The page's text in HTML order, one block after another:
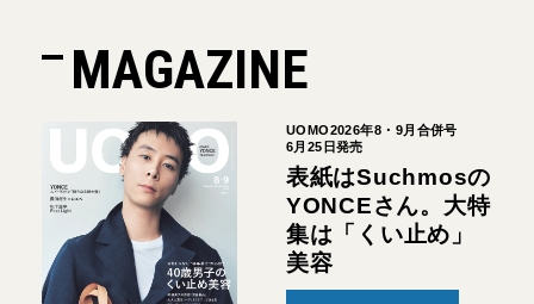
MAGAZINE
UOMO2026年8・9月合併号
6月25日発売
表紙はSuchmosの
YONCEさん。大特
集は「くい止め」
美容